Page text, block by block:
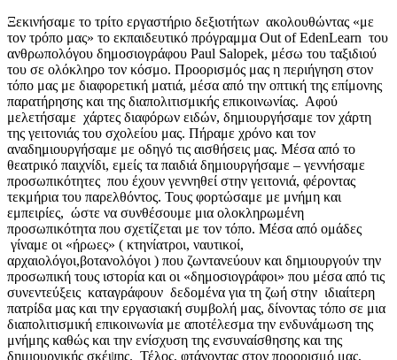
Ξεκινήσαμε το τρίτο εργαστήριο δεξιοτήτων ακολουθώντας «με
τον τρόπο μας» το εκπαιδευτικό πρόγραμμα Out of EdenLearn του
ανθρωπολόγου δημοσιογράφου Paul Salopek, μέσω του ταξιδιού
του σε ολόκληρο τον κόσμο. Προορισμός μας η περιήγηση στον
τόπο μας με διαφορετική ματιά, μέσα από την οπτική της επίμονης
παρατήρησης και της διαπολιτισμικής επικοινωνίας. Αφού
μελετήσαμε χάρτες διαφόρων ειδών, δημιουργήσαμε τον χάρτη
της γειτονιάς του σχολείου μας. Πήραμε χρόνο και τον
αναδημιουργήσαμε με οδηγό τις αισθήσεις μας. Μέσα από το
θεατρικό παιχνίδι, εμείς τα παιδιά δημιουργήσαμε – γεννήσαμε
προσωπικότητες που έχουν γεννηθεί στην γειτονιά, φέροντας
τεκμήρια του παρελθόντος. Τους φορτώσαμε με μνήμη και
εμπειρίες, ώστε να συνθέσουμε μια ολοκληρωμένη
προσωπικότητα που σχετίζεται με τον τόπο. Μέσα από ομάδες
γίναμε οι «ήρωες» ( κτηνίατροι, ναυτικοί,
αρχαιολόγοι,βοτανολόγοι ) που ζωντανεύουν και δημιουργούν την
προσωπική τους ιστορία και οι «δημοσιογράφοι» που μέσα από τις
συνεντεύξεις καταγράφουν δεδομένα για τη ζωή στην ιδιαίτερη
πατρίδα μας και την εργασιακή συμβολή μας, δίνοντας τόπο σε μια
διαπολιτισμική επικοινωνία με αποτέλεσμα την ενδυνάμωση της
μνήμης καθώς και την ενίσχυση της ενσυναίσθησης και της
δημιουργικής σκέψης. Τέλος, φτάνοντας στον προορισμό μας,